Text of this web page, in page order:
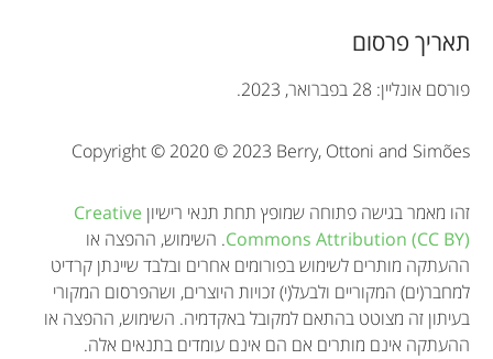
t
i
n
תאריך פרסום
פורסם אונליין: 28 בפברואר, 2023.
Copyright © 2020 © 2023 Berry, Ottoni and Simões
זהו מאמר בגישה פתוחה שמופץ תחת תנאי רישיון Creative
Commons Attribution (CC BY). השימוש, ההפצה או
ההעתקה מותרים לשימוש בפורומים אחרים ובלבד שיינתן קרדיט
למחבר(ים) המקוריים ולבעל(י) זכויות היוצרים, ושהפרסום המקורי
בעיתון זה מצוטט בהתאם למקובל באקדמיה. השימוש, ההפצה או
ההעתקה אינם מותרים אם הם אינם עומדים בתנאים אלה.